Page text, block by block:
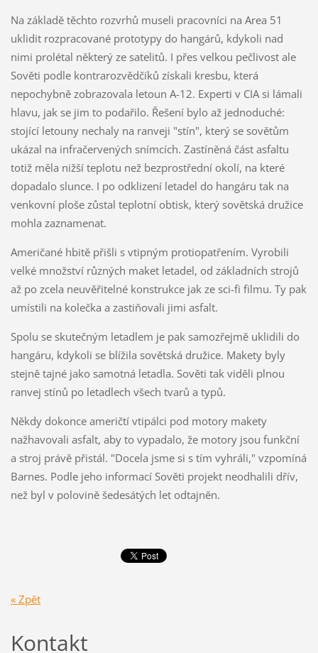
Na základě těchto rozvrhů museli pracovníci na Area 51
uklidit rozpracované prototypy do hangárů, kdykoli nad
nimi prolétal některý ze satelitů. I přes velkou pečlivost ale
Sověti podle kontrarozvědčíků získali kresbu, která
nepochybně zobrazovala letoun A-12. Experti v CIA si lámali
hlavu, jak se jim to podařilo. Řešení bylo až jednoduché:
stojící letouny nechaly na ranveji "stín", který se sovětům
ukázal na infračervených snímcích. Zastíněná část asfaltu
totiž měla nižší teplotu než bezprostřední okolí, na které
dopadalo slunce. I po odklizení letadel do hangáru tak na
venkovní ploše zůstal teplotní obtisk, který sovětská družice
mohla zaznamenat.
Američané hbitě přišli s vtipným protiopatřením. Vyrobili
velké množství různých maket letadel, od základních strojů
až po zcela neuvěřitelné konstrukce jak ze sci-fi filmu. Ty pak
umístili na kolečka a zastiňovali jimi asfalt.
Spolu se skutečným letadlem je pak samozřejmě uklidili do
hangáru, kdykoli se blížila sovětská družice. Makety byly
stejně tajné jako samotná letadla. Sověti tak viděli plnou
ranvej stínů po letadlech všech tvarů a typů.
Někdy dokonce američtí vtipálci pod motory makety
nažhavovali asfalt, aby to vypadalo, že motory jsou funkční
a stroj právě přistál. "Docela jsme si s tím vyhráli," vzpomíná
Barnes. Podle jeho informací Sověti projekt neodhalili dřív,
než byl v polovině šedesátých let odtajněn.
« Zpět
Kontakt